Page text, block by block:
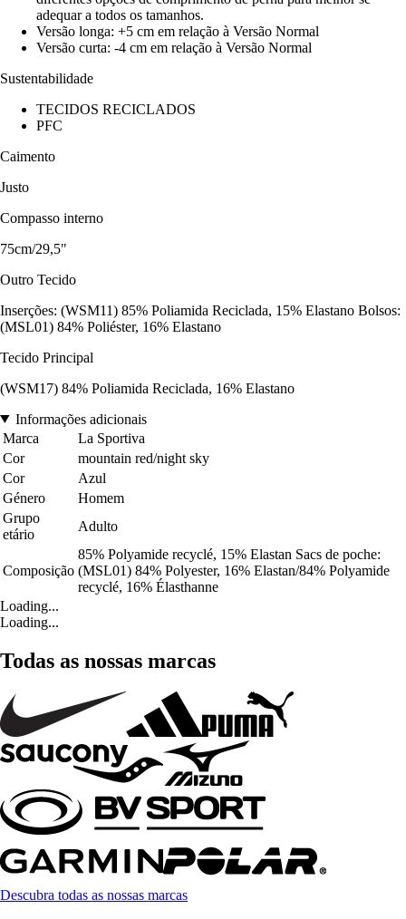
adequar a todos os tamanhos.
Versão longa: +5 cm em relação à Versão Normal
Versão curta: -4 cm em relação à Versão Normal
Sustentabilidade
TECIDOS RECICLADOS
PFC
Caimento
Justo
Compasso interno
75cm/29,5"
Outro Tecido
Inserções: (WSM11) 85% Poliamida Reciclada, 15% Elastano Bolsos:
(MSL01) 84% Poliéster, 16% Elastano
Tecido Principal
(WSM17) 84% Poliamida Reciclada, 16% Elastano
Informações adicionais
Marca
La Sportiva
Cor
mountain red/night sky
Cor
Azul
Género
Homem
Grupo
etário
Adulto
Composição
85% Polyamide recyclé, 15% Elastan Sacs de poche:
(MSL01) 84% Polyester, 16% Elastan/84% Polyamide
recyclé, 16% Élasthanne
Loading...
Loading...
Todas as nossas marcas
Descubra todas as nossas marcas